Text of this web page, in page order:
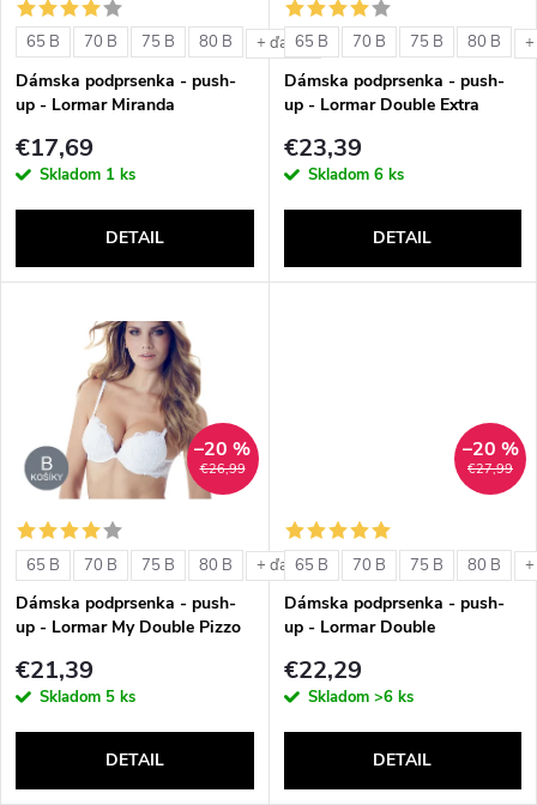
e
p
r
d
t
o
v
s
p
r
o
d
t
o
v
65 B 70 B 75 B 80 B + ďalšie
Dámska podprsenka - push-
up - Lormar Miranda
€17,69
Skladom 1 ks
DETAIL
65 B 70 B 75 B 80 B
Dámska podprsenka - push-
up - Lormar Double Extra
€23,39
Skladom 6 ks
DETAIL
€26,99
–20 %
65 B 70 B 75 B 80 B + ďalšie
Dámska podprsenka - push-
up - Lormar My Double Pizzo
€21,39
Skladom 5 ks
DETAIL
€27,99
–20 %
65 B 70 B 75 B 80 B
Dámska podprsenka - push-
up - Lormar Double
€22,29
Skladom >6 ks
DETAIL